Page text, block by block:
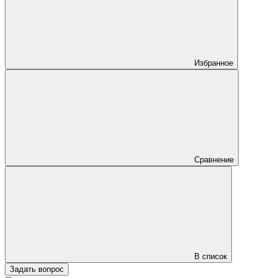
Избранное
Сравнение
В список
Задать вопрос